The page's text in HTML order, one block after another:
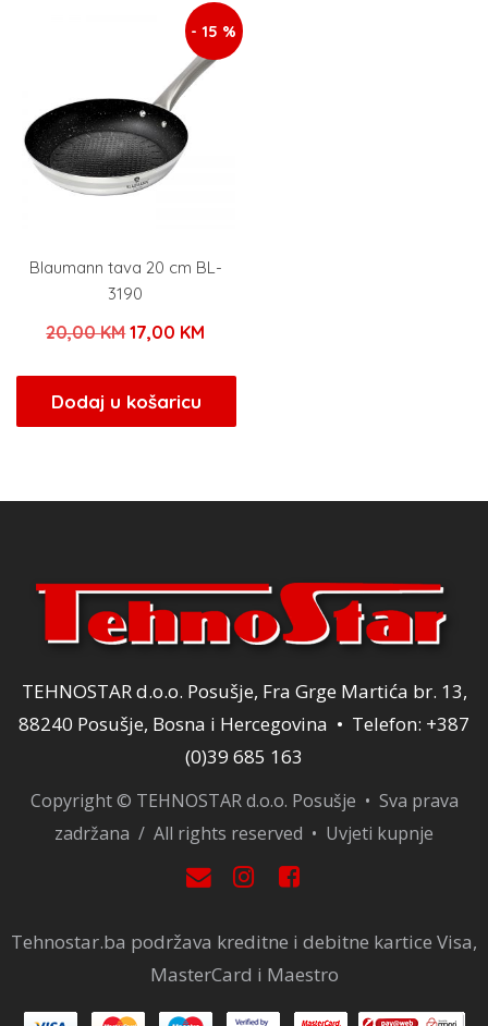
- 15 %
Blaumann tava 20 cm BL-
3190
20,00KMIzvorna
bila
je:
17,00 KM
17,00 KM.
Dodaj u košaricu
TEHNOSTAR d.o.o. Posušje, Fra Grge Martića br. 13,
88240 Posušje, Bosna i Hercegovina • Telefon: +387
(0)39 685 163
Copyright © TEHNOSTAR d.o.o. Posušje • Sva prava
zadržana / All rights reserved • Uvjeti kupnje
Tehnostar.ba podržava kreditne i debitne kartice Visa,
MasterCard i Maestro